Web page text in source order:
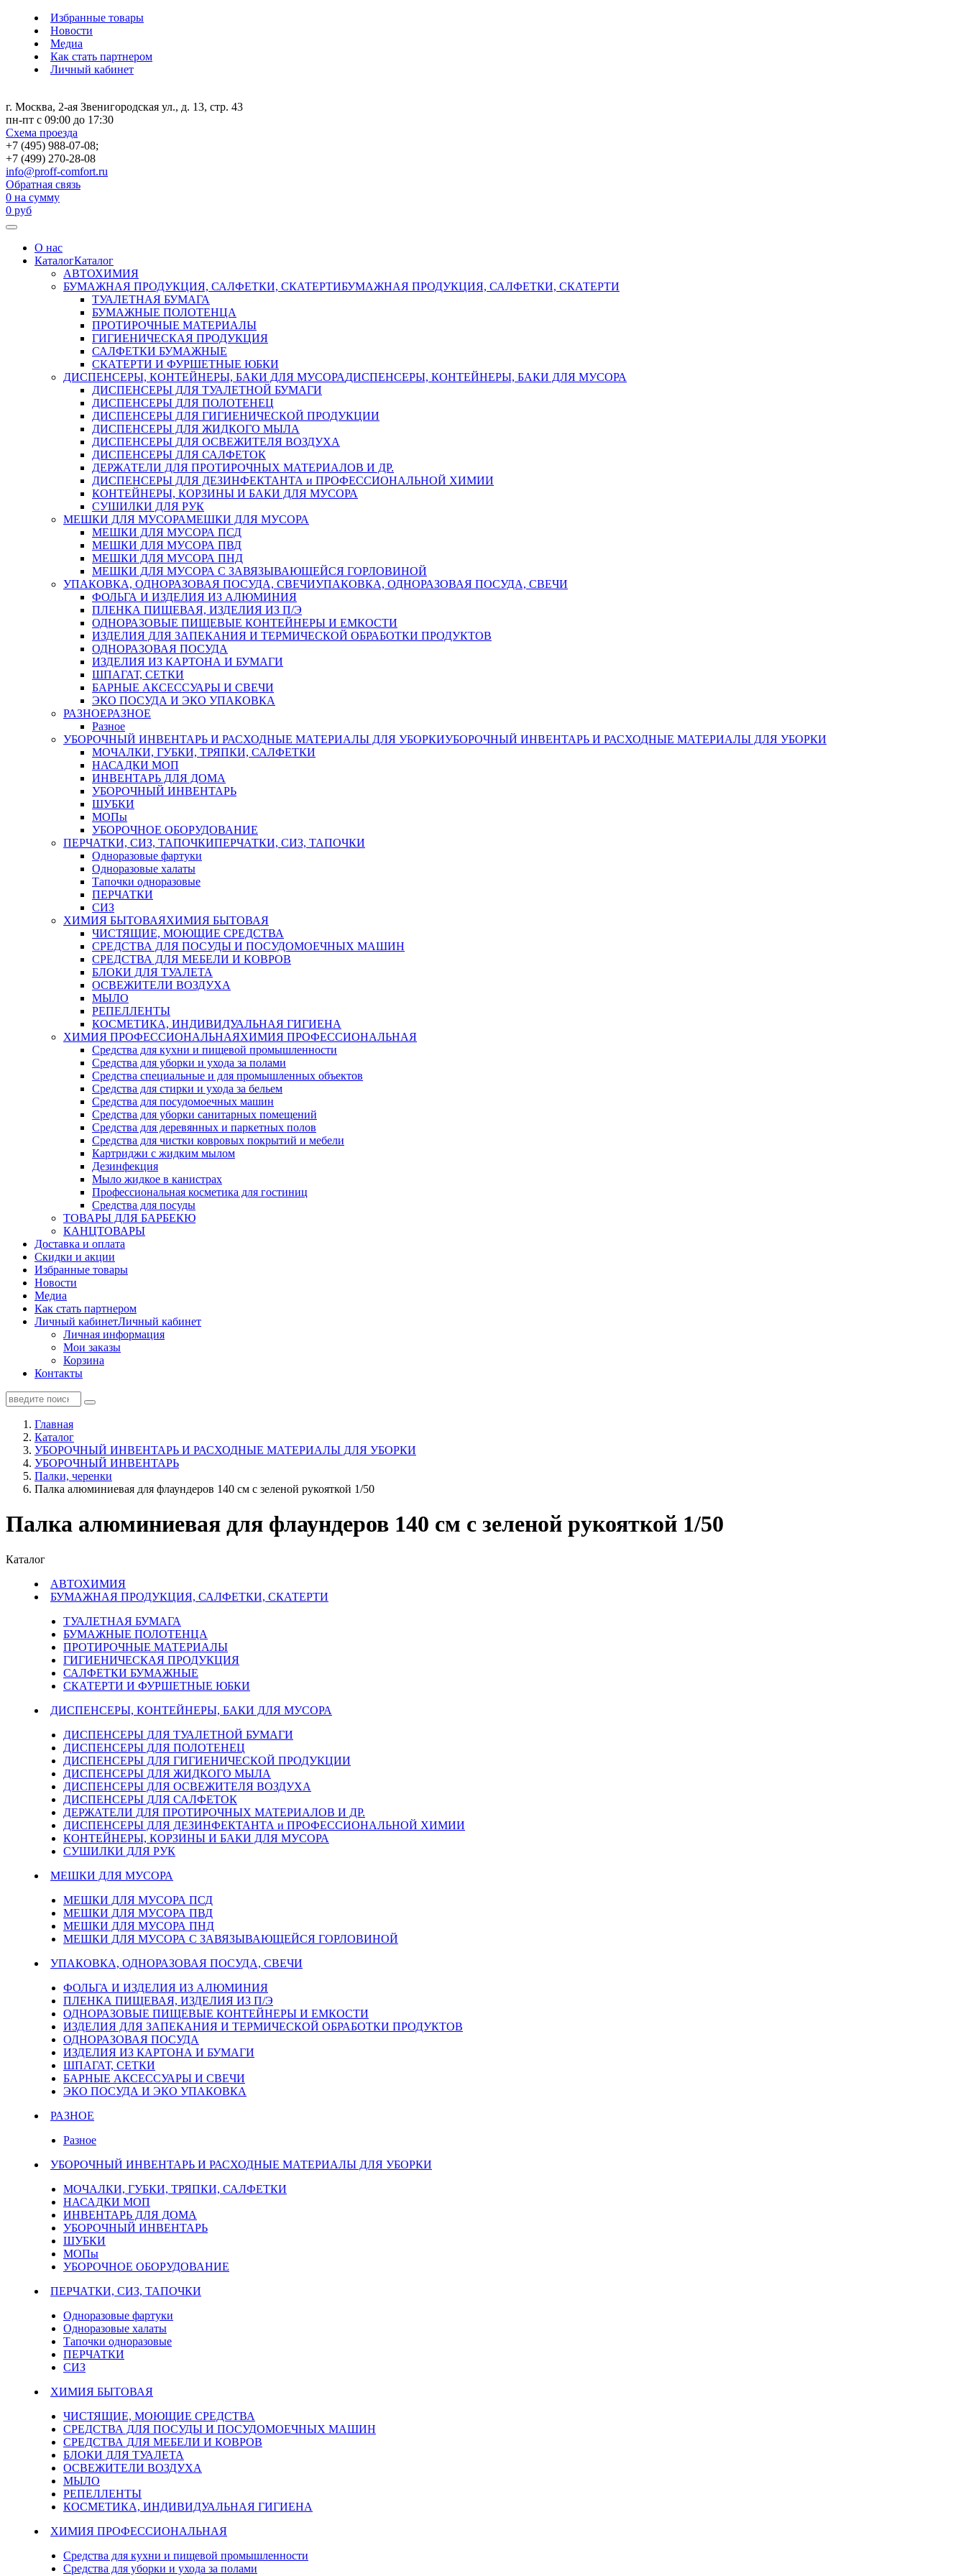
Избранные товары
Новости
Медиа
Как стать партнером
Личный кабинет
г. Москва, 2-ая Звенигородская ул., д. 13, стр. 43
пн-пт с 09:00 до 17:30
Схема проезда
+7 (495) 988-07-08;
+7 (499) 270-28-08
info@proff-comfort.ru
Обратная связь
0 на сумму
0 руб
О нас
КаталогКаталог
АВТОХИМИЯ
БУМАЖНАЯ ПРОДУКЦИЯ, САЛФЕТКИ, СКАТЕРТИБУМАЖНАЯ ПРОДУКЦИЯ, САЛФЕТКИ, СКАТЕРТИ
ТУАЛЕТНАЯ БУМАГА
БУМАЖНЫЕ ПОЛОТЕНЦА
ПРОТИРОЧНЫЕ МАТЕРИАЛЫ
ГИГИЕНИЧЕСКАЯ ПРОДУКЦИЯ
САЛФЕТКИ БУМАЖНЫЕ
СКАТЕРТИ И ФУРШЕТНЫЕ ЮБКИ
ДИСПЕНСЕРЫ, КОНТЕЙНЕРЫ, БАКИ ДЛЯ МУСОРАДИСПЕНСЕРЫ, КОНТЕЙНЕРЫ, БАКИ ДЛЯ МУСОРА
ДИСПЕНСЕРЫ ДЛЯ ТУАЛЕТНОЙ БУМАГИ
ДИСПЕНСЕРЫ ДЛЯ ПОЛОТЕНЕЦ
ДИСПЕНСЕРЫ ДЛЯ ГИГИЕНИЧЕСКОЙ ПРОДУКЦИИ
ДИСПЕНСЕРЫ ДЛЯ ЖИДКОГО МЫЛА
ДИСПЕНСЕРЫ ДЛЯ ОСВЕЖИТЕЛЯ ВОЗДУХА
ДИСПЕНСЕРЫ ДЛЯ САЛФЕТОК
ДЕРЖАТЕЛИ ДЛЯ ПРОТИРОЧНЫХ МАТЕРИАЛОВ И ДР.
ДИСПЕНСЕРЫ ДЛЯ ДЕЗИНФЕКТАНТА и ПРОФЕССИОНАЛЬНОЙ ХИМИИ
КОНТЕЙНЕРЫ, КОРЗИНЫ И БАКИ ДЛЯ МУСОРА
СУШИЛКИ ДЛЯ РУК
МЕШКИ ДЛЯ МУСОРАМЕШКИ ДЛЯ МУСОРА
МЕШКИ ДЛЯ МУСОРА ПСД
МЕШКИ ДЛЯ МУСОРА ПВД
МЕШКИ ДЛЯ МУСОРА ПНД
МЕШКИ ДЛЯ МУСОРА С ЗАВЯЗЫВАЮЩЕЙСЯ ГОРЛОВИНОЙ
УПАКОВКА, ОДНОРАЗОВАЯ ПОСУДА, СВЕЧИУПАКОВКА, ОДНОРАЗОВАЯ ПОСУДА, СВЕЧИ
ФОЛЬГА И ИЗДЕЛИЯ ИЗ АЛЮМИНИЯ
ПЛЕНКА ПИЩЕВАЯ, ИЗДЕЛИЯ ИЗ П/Э
ОДНОРАЗОВЫЕ ПИЩЕВЫЕ КОНТЕЙНЕРЫ И ЕМКОСТИ
ИЗДЕЛИЯ ДЛЯ ЗАПЕКАНИЯ И ТЕРМИЧЕСКОЙ ОБРАБОТКИ ПРОДУКТОВ
ОДНОРАЗОВАЯ ПОСУДА
ИЗДЕЛИЯ ИЗ КАРТОНА И БУМАГИ
ШПАГАТ, СЕТКИ
БАРНЫЕ АКСЕССУАРЫ И СВЕЧИ
ЭКО ПОСУДА И ЭКО УПАКОВКА
РАЗНОЕРАЗНОЕ
Разное
УБОРОЧНЫЙ ИНВЕНТАРЬ И РАСХОДНЫЕ МАТЕРИАЛЫ ДЛЯ УБОРКИУБОРОЧНЫЙ ИНВЕНТАРЬ И РАСХОДНЫЕ МАТЕРИАЛЫ ДЛЯ УБОРКИ
МОЧАЛКИ, ГУБКИ, ТРЯПКИ, САЛФЕТКИ
НАСАДКИ МОП
ИНВЕНТАРЬ ДЛЯ ДОМА
УБОРОЧНЫЙ ИНВЕНТАРЬ
ШУБКИ
МОПы
УБОРОЧНОЕ ОБОРУДОВАНИЕ
ПЕРЧАТКИ, СИЗ, ТАПОЧКИПЕРЧАТКИ, СИЗ, ТАПОЧКИ
Одноразовые фартуки
Одноразовые халаты
Тапочки одноразовые
ПЕРЧАТКИ
СИЗ
ХИМИЯ БЫТОВАЯХИМИЯ БЫТОВАЯ
ЧИСТЯЩИЕ, МОЮЩИЕ СРЕДСТВА
СРЕДСТВА ДЛЯ ПОСУДЫ И ПОСУДОМОЕЧНЫХ МАШИН
СРЕДСТВА ДЛЯ МЕБЕЛИ И КОВРОВ
БЛОКИ ДЛЯ ТУАЛЕТА
ОСВЕЖИТЕЛИ ВОЗДУХА
МЫЛО
РЕПЕЛЛЕНТЫ
КОСМЕТИКА, ИНДИВИДУАЛЬНАЯ ГИГИЕНА
ХИМИЯ ПРОФЕССИОНАЛЬНАЯХИМИЯ ПРОФЕССИОНАЛЬНАЯ
Средства для кухни и пищевой промышленности
Средства для уборки и ухода за полами
Средства специальные и для промышленных объектов
Средства для стирки и ухода за бельем
Средства для посудомоечных машин
Средства для уборки санитарных помещений
Средства для деревянных и паркетных полов
Средства для чистки ковровых покрытий и мебели
Картриджи с жидким мылом
Дезинфекция
Мыло жидкое в канистрах
Профессиональная косметика для гостиниц
Средства для посуды
ТОВАРЫ ДЛЯ БАРБЕКЮ
КАНЦТОВАРЫ
Доставка и оплата
Скидки и акции
Избранные товары
Новости
Медиа
Как стать партнером
Личный кабинетЛичный кабинет
Личная информация
Мои заказы
Корзина
Контакты
Главная
Каталог
УБОРОЧНЫЙ ИНВЕНТАРЬ И РАСХОДНЫЕ МАТЕРИАЛЫ ДЛЯ УБОРКИ
УБОРОЧНЫЙ ИНВЕНТАРЬ
Палки, черенки
Палка алюминиевая для флаундеров 140 см с зеленой рукояткой 1/50
Палка алюминиевая для флаундеров 140 см с зеленой рукояткой 1/50
Каталог
АВТОХИМИЯ
БУМАЖНАЯ ПРОДУКЦИЯ, САЛФЕТКИ, СКАТЕРТИ
ТУАЛЕТНАЯ БУМАГА
БУМАЖНЫЕ ПОЛОТЕНЦА
ПРОТИРОЧНЫЕ МАТЕРИАЛЫ
ГИГИЕНИЧЕСКАЯ ПРОДУКЦИЯ
САЛФЕТКИ БУМАЖНЫЕ
СКАТЕРТИ И ФУРШЕТНЫЕ ЮБКИ
ДИСПЕНСЕРЫ, КОНТЕЙНЕРЫ, БАКИ ДЛЯ МУСОРА
ДИСПЕНСЕРЫ ДЛЯ ТУАЛЕТНОЙ БУМАГИ
ДИСПЕНСЕРЫ ДЛЯ ПОЛОТЕНЕЦ
ДИСПЕНСЕРЫ ДЛЯ ГИГИЕНИЧЕСКОЙ ПРОДУКЦИИ
ДИСПЕНСЕРЫ ДЛЯ ЖИДКОГО МЫЛА
ДИСПЕНСЕРЫ ДЛЯ ОСВЕЖИТЕЛЯ ВОЗДУХА
ДИСПЕНСЕРЫ ДЛЯ САЛФЕТОК
ДЕРЖАТЕЛИ ДЛЯ ПРОТИРОЧНЫХ МАТЕРИАЛОВ И ДР.
ДИСПЕНСЕРЫ ДЛЯ ДЕЗИНФЕКТАНТА и ПРОФЕССИОНАЛЬНОЙ ХИМИИ
КОНТЕЙНЕРЫ, КОРЗИНЫ И БАКИ ДЛЯ МУСОРА
СУШИЛКИ ДЛЯ РУК
МЕШКИ ДЛЯ МУСОРА
МЕШКИ ДЛЯ МУСОРА ПСД
МЕШКИ ДЛЯ МУСОРА ПВД
МЕШКИ ДЛЯ МУСОРА ПНД
МЕШКИ ДЛЯ МУСОРА С ЗАВЯЗЫВАЮЩЕЙСЯ ГОРЛОВИНОЙ
УПАКОВКА, ОДНОРАЗОВАЯ ПОСУДА, СВЕЧИ
ФОЛЬГА И ИЗДЕЛИЯ ИЗ АЛЮМИНИЯ
ПЛЕНКА ПИЩЕВАЯ, ИЗДЕЛИЯ ИЗ П/Э
ОДНОРАЗОВЫЕ ПИЩЕВЫЕ КОНТЕЙНЕРЫ И ЕМКОСТИ
ИЗДЕЛИЯ ДЛЯ ЗАПЕКАНИЯ И ТЕРМИЧЕСКОЙ ОБРАБОТКИ ПРОДУКТОВ
ОДНОРАЗОВАЯ ПОСУДА
ИЗДЕЛИЯ ИЗ КАРТОНА И БУМАГИ
ШПАГАТ, СЕТКИ
БАРНЫЕ АКСЕССУАРЫ И СВЕЧИ
ЭКО ПОСУДА И ЭКО УПАКОВКА
РАЗНОЕ
Разное
УБОРОЧНЫЙ ИНВЕНТАРЬ И РАСХОДНЫЕ МАТЕРИАЛЫ ДЛЯ УБОРКИ
МОЧАЛКИ, ГУБКИ, ТРЯПКИ, САЛФЕТКИ
НАСАДКИ МОП
ИНВЕНТАРЬ ДЛЯ ДОМА
УБОРОЧНЫЙ ИНВЕНТАРЬ
ШУБКИ
МОПы
УБОРОЧНОЕ ОБОРУДОВАНИЕ
ПЕРЧАТКИ, СИЗ, ТАПОЧКИ
Одноразовые фартуки
Одноразовые халаты
Тапочки одноразовые
ПЕРЧАТКИ
СИЗ
ХИМИЯ БЫТОВАЯ
ЧИСТЯЩИЕ, МОЮЩИЕ СРЕДСТВА
СРЕДСТВА ДЛЯ ПОСУДЫ И ПОСУДОМОЕЧНЫХ МАШИН
СРЕДСТВА ДЛЯ МЕБЕЛИ И КОВРОВ
БЛОКИ ДЛЯ ТУАЛЕТА
ОСВЕЖИТЕЛИ ВОЗДУХА
МЫЛО
РЕПЕЛЛЕНТЫ
КОСМЕТИКА, ИНДИВИДУАЛЬНАЯ ГИГИЕНА
ХИМИЯ ПРОФЕССИОНАЛЬНАЯ
Средства для кухни и пищевой промышленности
Средства для уборки и ухода за полами